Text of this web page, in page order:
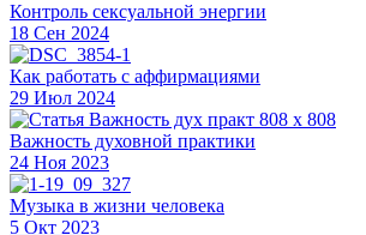
Контроль сексуальной энергии
18 Сен 2024
Как работать с аффирмациями
29 Июл 2024
Важность духовной практики
24 Ноя 2023
Музыка в жизни человека
5 Окт 2023